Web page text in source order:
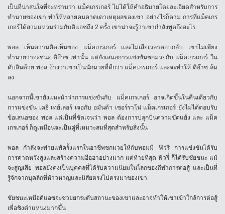
เป็นที่น่าสนใจที่จะทราบว่า แม็คเกรเกอร์ ไม่ได้ให้คำอธิบายโดยละเอียดสำหรับการ
ทำนายของเขา ทำให้หลายคนคาดเดาเหตุผลของเขา อย่างไรก็ตาม การที่แม็คเกร
เกอร์ได้สวมแหวนร่วมกับดิแอซถึง 2 ครั้ง เขาน่าจะรู้ว่าเขากำลังพูดถึงอะไร
พอล เห็นความคิดเห็นของ แม็คเกรเกอร์ และไม่เสียเวลาตอบกลับ เขาไม่เพียง
ทำนายว่าจะชนะ ดิอ๊าซ เท่านั้น แต่ยังเสนอการแข่งขันชกมวยกับ แม็คเกรเกอร์ ใน
ดับลินด้วย พอล อ้างว่าเขาเป็นนักมวยที่ดีกว่า แม็คเกรเกอร์ และจะทำให้ ดิอ๊าซ ล้ม
ลง
นอกจากนี้เขายังแนะนำว่าการแข่งขันกับ แม็คเกรเกอร์ อาจเกิดขึ้นในคืนเดียวกับ
การแข่งขัน เคธี่ เทย์เลอร์ เจอกับ อมันด้า เซอร์ราโน่ แม็คเกรเกอร์ ยังไม่ได้ตอบรับ
ข้อเสนอของ พอล แต่เป็นที่ชัดเจนว่า พอล ต้องการปลุกปั่นความขัดแย้ง และ แม็ค
เกรเกอร์ ก็ดูเหมือนจะเป็นคู่ที่เหมาะสมที่สุดสำหรับสิ่งนั้น
พอล กำลังจะพ่ายแพ้ครั้งแรกในอาชีพชกมวยให้กับทอมมี่ ฟิวรี การแข่งขันได้รับ
การคาดหวังสูงและสร้างความฮือฮาอย่างมาก แต่ท้ายที่สุด ฟิวรี่ ก็ได้รับชัยชนะ แม้
จะสูญเสีย พอลยังคงเป็นบุคคลที่ได้รับความนิยมในโลกของกีฬาการต่อสู้ และเป็นที่
รู้จักจากบุคลิกที่ห้าวหาญและนิสัยตรงไปตรงมาของเขา
ชัยชนะเหนือดิแอซจะช่วยยกระดับสถานะของเขาและอาจทำให้เขาเข้าใกล้การต่อสู้
เพื่อชิงตำแหน่งมากขึ้น